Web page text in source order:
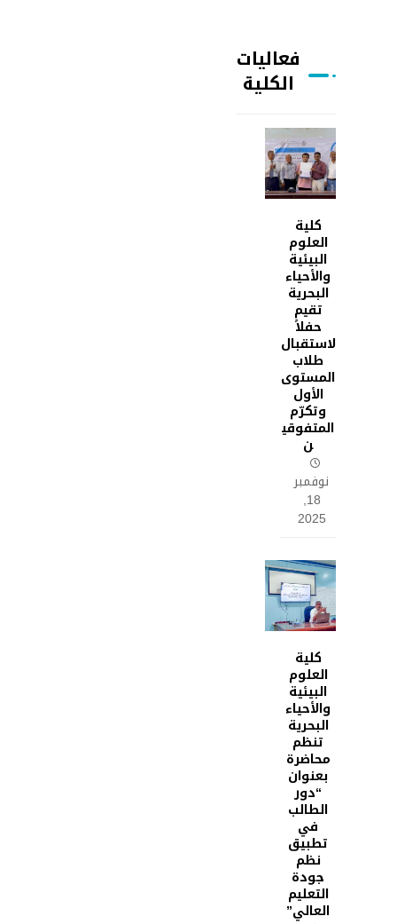
فعاليات
الكلية
كلية
العلوم
البيئية
والأحياء
البحرية
تقيم
حفلاً
لاستقبال
طلاب
المستوى
الأول
وتكرّم
المتفوقي
ن
نوفمبر
18,
2025
كلية
العلوم
البيئية
والأحياء
البحرية
تنظم
محاضرة
بعنوان
“دور
الطالب
في
تطبيق
نظم
جودة
التعليم
العالي”